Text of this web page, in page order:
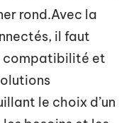
rond.Avec la
il faut
compatibilité et
le choix d’un